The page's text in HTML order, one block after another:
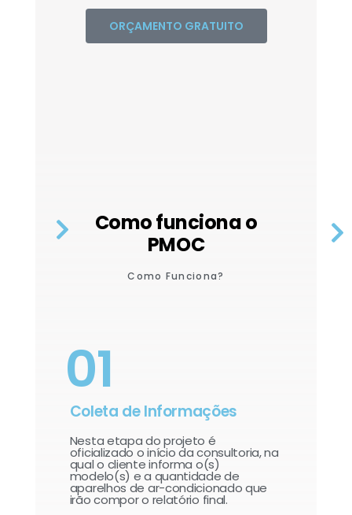
ORÇAMENTO GRATUITO
Como funciona o
PMOC
Como Funciona?
01
Coleta de Informações
Nesta etapa do projeto é
oficializado o início da consultoria, na
qual o cliente informa o(s)
modelo(s) e a quantidade de
aparelhos de ar-condicionado que
irão compor o relatório final.​